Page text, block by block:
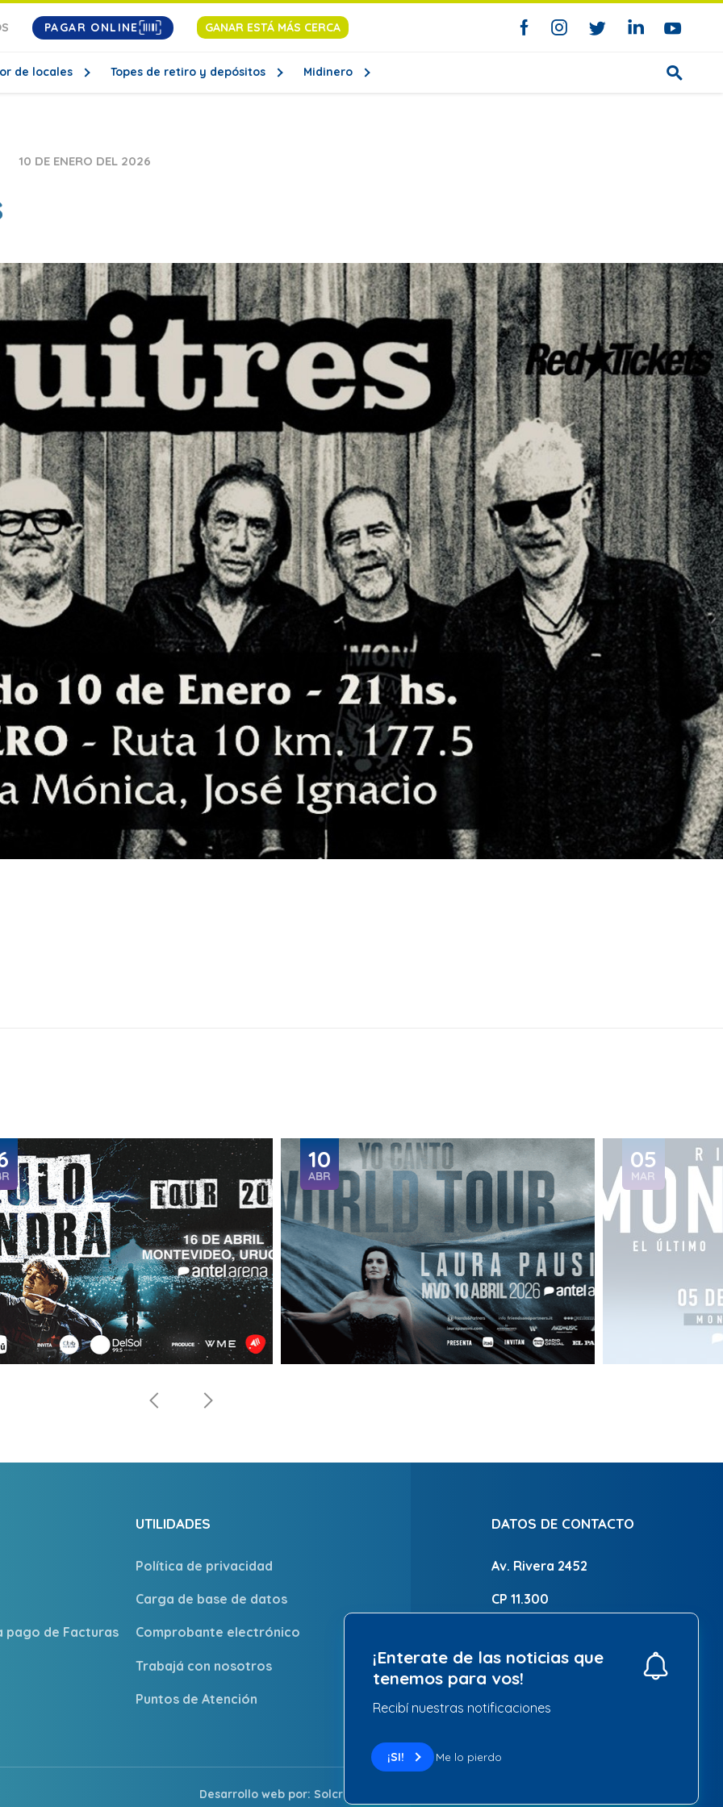
PAGAR ONLINE GANAR ESTÁ MÁS CERCA
de locales Topes de retiro y depósitos Midinero
10 DE ENERO DEL 2026
10
ABR
05
MAR
DATOS DE CONTACTO
Av. Rivera 2452
CP 11.300
2700 8788
pago de Facturas
UTILIDADES
Política de privacidad
Carga de base de datos
Comprobante electrónico
Trabajá con nosotros
Puntos de Atención
Desarrollo web por: Solcre
¡Enterate de las noticias que
tenemos para vos!
Recibí nuestras notificaciones
¡SI! Me lo pierdo